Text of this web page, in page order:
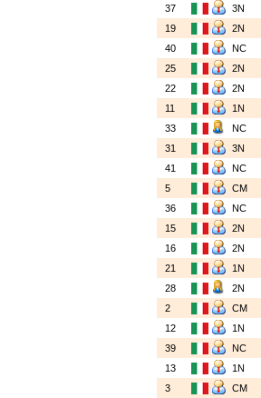
37
3N
19
2N
40
NC
25
2N
22
2N
11
1N
33
NC
31
3N
41
NC
5
CM
36
NC
15
2N
16
2N
21
1N
28
2N
2
CM
12
1N
39
NC
13
1N
3
CM